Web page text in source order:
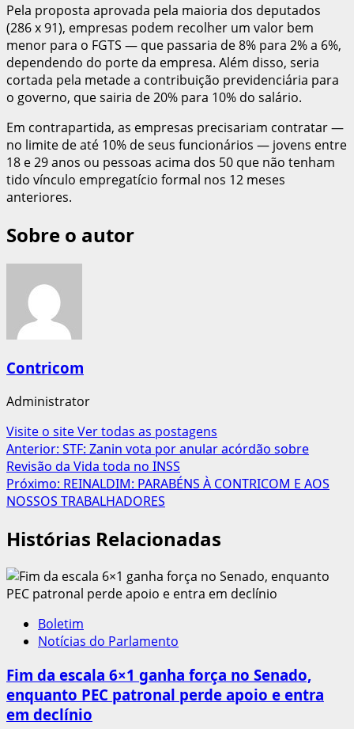
Pela proposta aprovada pela maioria dos deputados
(286 x 91), empresas podem recolher um valor bem
menor para o FGTS — que passaria de 8% para 2% a 6%,
dependendo do porte da empresa. Além disso, seria
cortada pela metade a contribuição previdenciária para
o governo, que sairia de 20% para 10% do salário.
Em contrapartida, as empresas precisariam contratar —
no limite de até 10% de seus funcionários — jovens entre
18 e 29 anos ou pessoas acima dos 50 que não tenham
tido vínculo empregatício formal nos 12 meses
anteriores.
Sobre o autor
Contricom
Administrator
Visite o siteVer todas as postagens
Navegação
de
artigos
Anterior: STF: Zanin vota por anular acórdão sobre
Revisão da Vida toda no INSS
Próximo: REINALDIM: PARABÉNS À CONTRICOM E AOS
NOSSOS TRABALHADORES
Histórias Relacionadas
Boletim
Notícias do Parlamento
Fim da escala 6×1 ganha força no Senado,
enquanto PEC patronal perde apoio e entra
em declínio